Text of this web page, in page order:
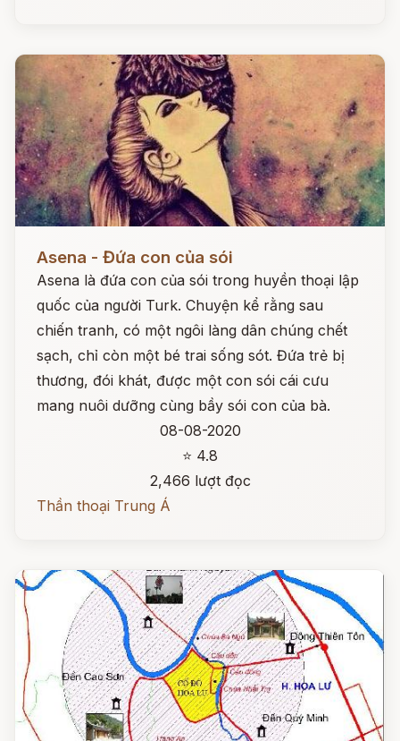
Asena - Đứa con của sói
Asena là đứa con của sói trong huyền thoại lập
quốc của người Turk. Chuyện kể rằng sau
chiến tranh, có một ngôi làng dân chúng chết
sạch, chỉ còn một bé trai sống sót. Đứa trẻ bị
thương, đói khát, được một con sói cái cưu
mang nuôi dưỡng cùng bầy sói con của bà.
08-08-2020
⭐ 4.8
2,466 lượt đọc
Thần thoại Trung Á